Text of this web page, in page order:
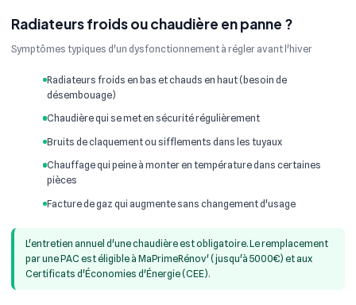
Radiateurs froids ou chaudière en panne ?
Symptômes typiques d'un dysfonctionnement à régler avant l'hiver
Radiateurs froids en bas et chauds en haut (besoin de
désembouage)
Chaudière qui se met en sécurité régulièrement
Bruits de claquement ou sifflements dans les tuyaux
Chauffage qui peine à monter en température dans certaines
pièces
Facture de gaz qui augmente sans changement d'usage
L'entretien annuel d'une chaudière est obligatoire. Le remplacement
par une PAC est éligible à MaPrimeRénov' (jusqu'à 5000€) et aux
Certificats d'Économies d'Énergie (CEE).